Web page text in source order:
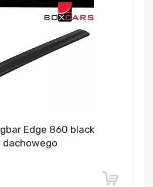
Edge 860 black
dachowego